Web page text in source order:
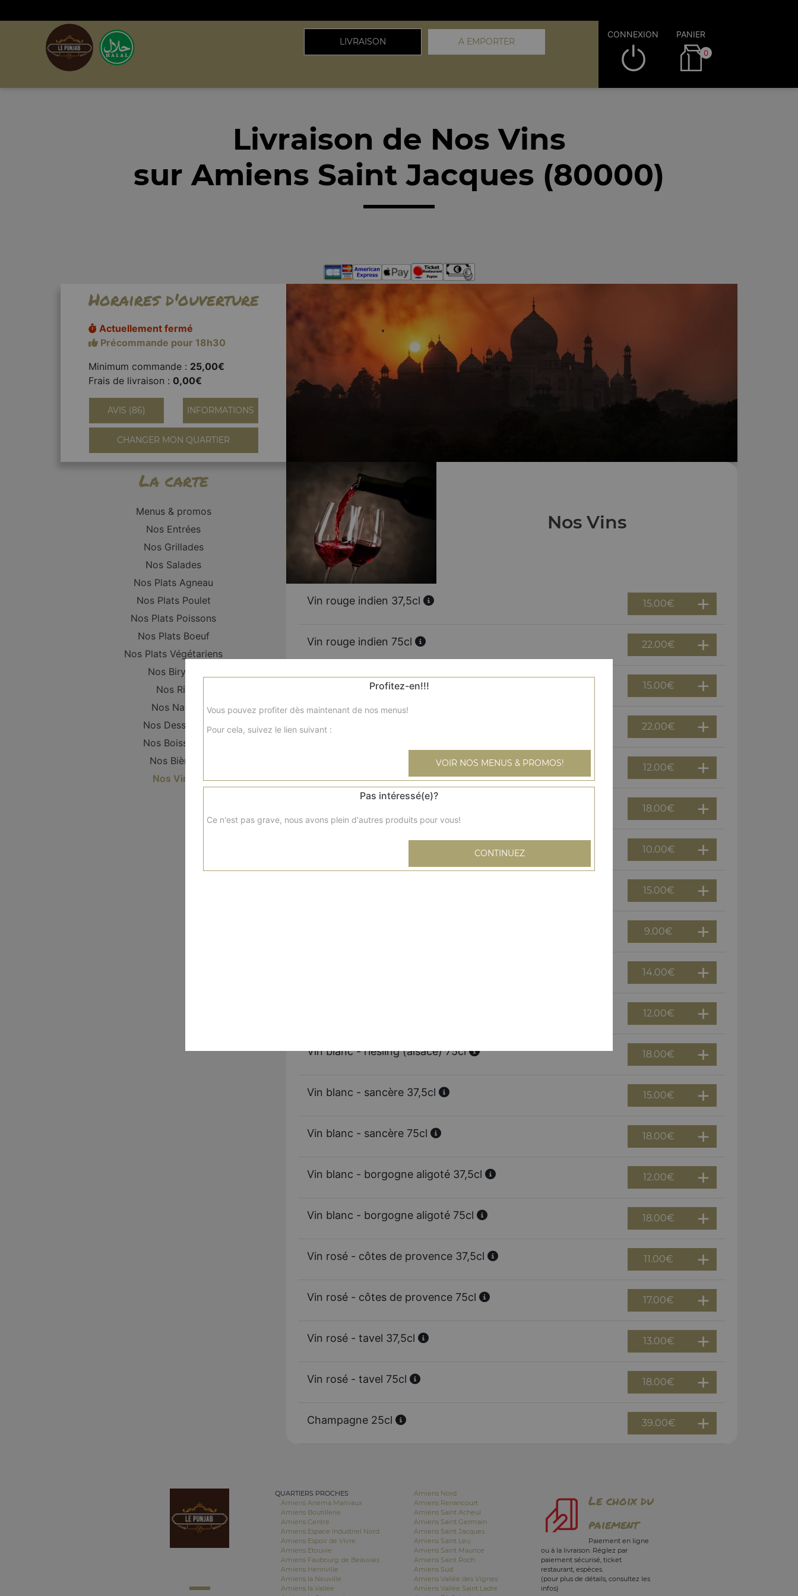
LIVRAISON A EMPORTER
CONNEXION PANIER
0
Livraison de Nos Vins
sur Amiens Saint Jacques (80000)
Horaires d'ouverture
Actuellement fermé
Précommande pour 18h30
Minimum commande : 25,00€
Frais de livraison : 0,00€
AVIS (86) INFORMATIONS
CHANGER MON QUARTIER
La carte
Menus & promos
Nos Entrées
Nos Grillades
Nos Salades
Nos Plats Agneau
Nos Plats Poulet
Nos Plats Poissons
Nos Plats Boeuf
Nos Plats Végétariens
Nos Biryani
Nos Riz
Nos Naan
Nos Desserts
Nos Boissons
Nos Bières
Nos Vins
Nos Vins
Vin rouge indien 37,5cl 15.00€
Vin rouge indien 75cl 22.00€
Vin rose indien 37,5cl 15.00€
Vin rose indien 75cl 22.00€
Vin rouge - borgogne 37,5cl 12.00€
18.00€
10.00€
15.00€
9.00€
14.00€
12.00€
Vin blanc - riesling (alsace) 75cl 18.00€
Vin blanc - sancère 37,5cl 15.00€
Vin blanc - sancère 75cl 18.00€
Vin blanc - borgogne aligoté 37,5cl 12.00€
Vin blanc - borgogne aligoté 75cl 18.00€
Vin rosé - côtes de provence 37,5cl 11.00€
Vin rosé - côtes de provence 75cl 17.00€
Vin rosé - tavel 37,5cl 13.00€
Vin rosé - tavel 75cl 18.00€
Champagne 25cl 39.00€
QUARTIERS PROCHES
Amiens Anema Marivaux
Amiens Boutillerie
Amiens Centre
Amiens Espace Industriel Nord
Amiens Espoir de Vivre
Amiens Etouvie
Amiens Faubourg de Beauvais
Amiens Henriville
Amiens la Neuville
Amiens la Vallée
Amiens Nord
Amiens Renancourt
Amiens Saint Acheul
Amiens Saint Germain
Amiens Saint Jacques
Amiens Saint Leu
Amiens Saint Maurice
Amiens Saint Roch
Amiens Sud
Amiens Vallée des Vignes
Amiens Vallée Saint Ladre
Le choix du
paiement
Paiement en ligne
ou à la livraison. Réglez par
paiement sécurisé, ticket
restaurant, espèces.
(pour plus de détails, consultez les
infos)
Profitez-en!!!
Vous pouvez profiter dès maintenant de nos menus!
Pour cela, suivez le lien suivant :
VOIR NOS MENUS & PROMOS!
Pas intéressé(e)?
Ce n'est pas grave, nous avons plein d'autres produits pour vous!
CONTINUEZ